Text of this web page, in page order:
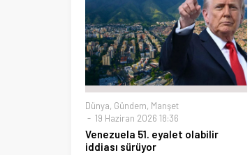
Dünya, Gündem, Manşet
19 Haziran 2026 18:36
Venezuela 51. eyalet olabilir
iddiası sürüyor